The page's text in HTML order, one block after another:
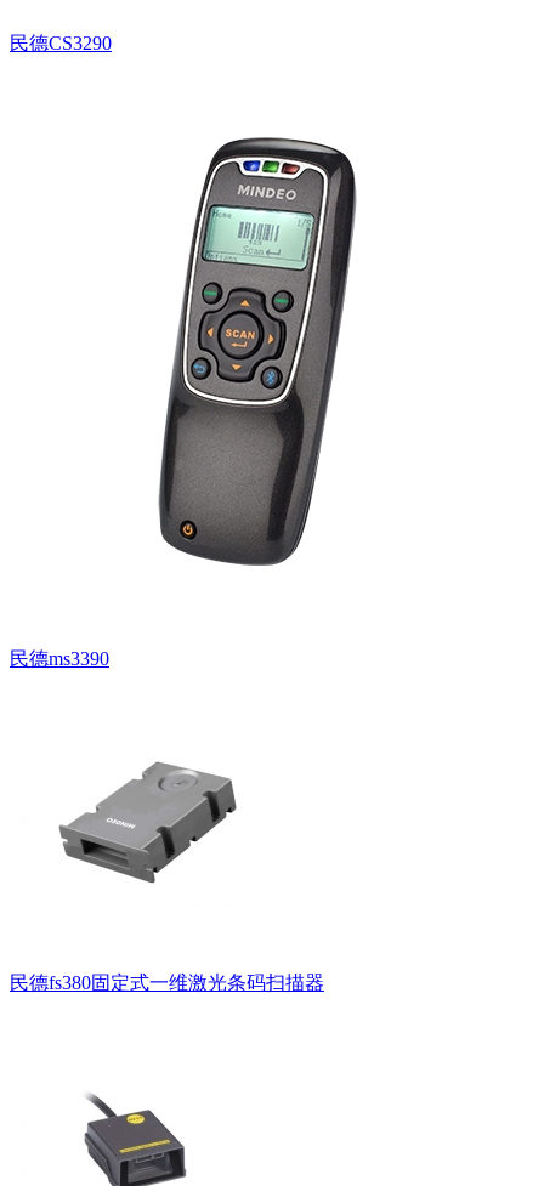
民德CS3290
民德ms3390
民德fs380固定式一维激光条码扫描器